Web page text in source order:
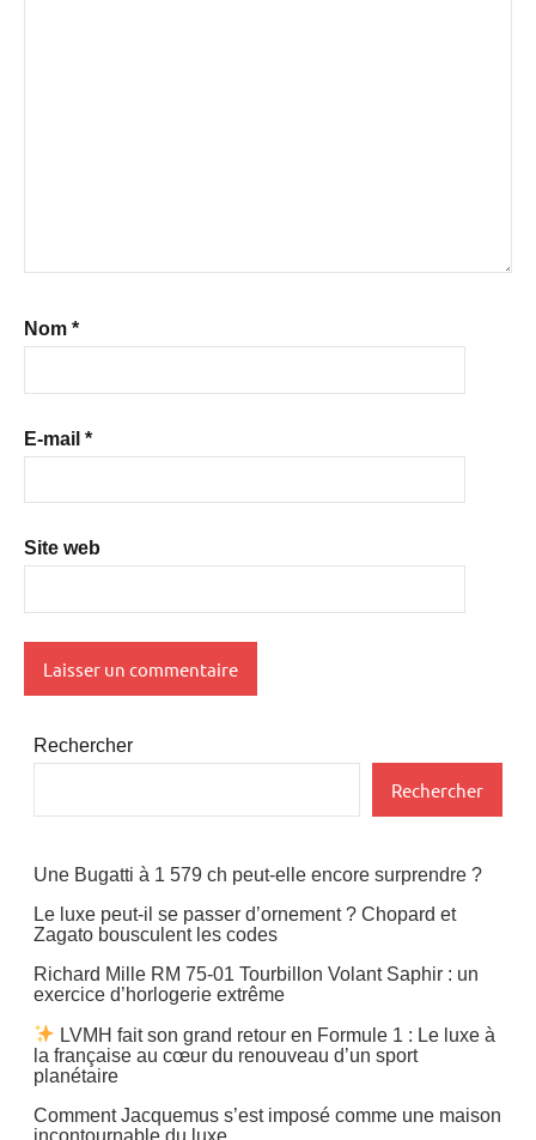
Nom *
E-mail *
Site web
Rechercher
Rechercher
Une Bugatti à 1 579 ch peut-elle encore surprendre ?
Le luxe peut-il se passer d’ornement ? Chopard et
Zagato bousculent les codes
Richard Mille RM 75-01 Tourbillon Volant Saphir : un
exercice d’horlogerie extrême
LVMH fait son grand retour en Formule 1 : Le luxe à
la française au cœur du renouveau d’un sport
planétaire
Comment Jacquemus s’est imposé comme une maison
incontournable du luxe